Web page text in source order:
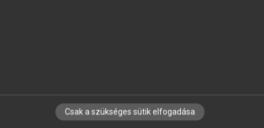
IRATKOZZ FEL HÍRLEVELÜNKRE!
Csak a szükséges sütik elfogadása